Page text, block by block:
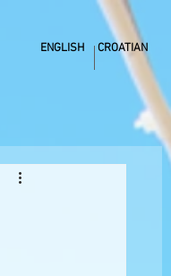
ENGLISH CROATIAN